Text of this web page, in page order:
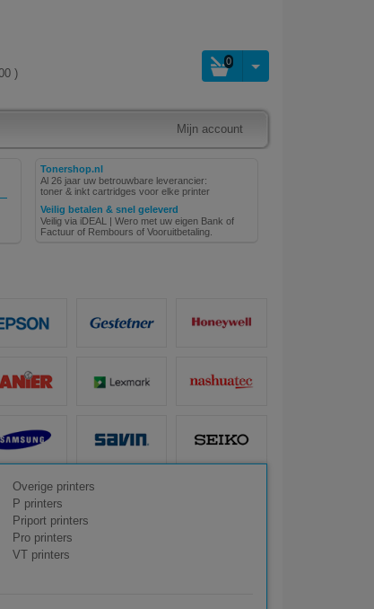
)
0
Mijn account
Tonershop.nl
Al 26 jaar uw betrouwbare leverancier:
toner & inkt cartridges voor elke printer
Veilig betalen & snel geleverd
Veilig via iDEAL | Wero met uw eigen Bank of
Factuur of Rembours of Vooruitbetaling.
Overige printers
P printers
Priport printers
Pro printers
VT printers